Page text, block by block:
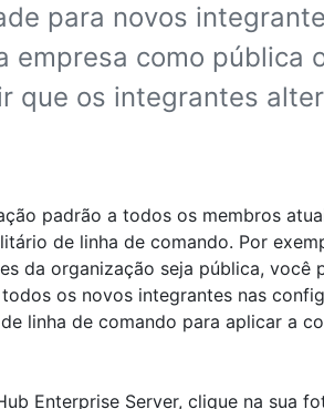
para novos
empresa como pública
que os integrantes
padrão a todos os membros
de linha de comando. Por
da organização seja pública, você
os novos integrantes nas
linha de comando para aplicar a
Enterprise Server, clique na sua